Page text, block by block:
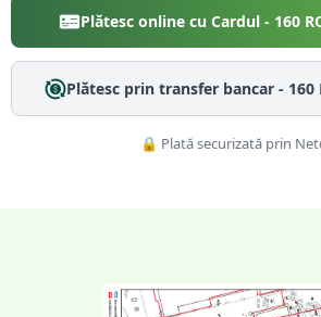
Plătesc online cu Cardul - 160
Plătesc prin transfer bancar - 160
🔒 Plată securizată prin